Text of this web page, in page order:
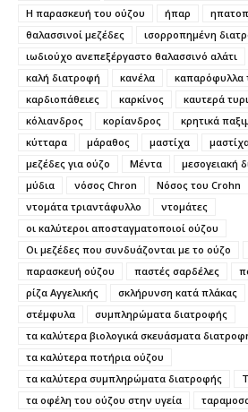
Η παρασκευή του ούζου ήπαρ
θαλασσινοί μεζέδες
ισορροπημένη
ιωδιούχο ανεπεξέργαστο θαλασσινό αλάτι
καλή διατροφή
κανέλα καπαρόφυλλα
καρδιοπάθειες
καρκίνος καυτερά
κόλιανδρος
κορίανδρος κρητικά
κύτταρα
μάραθος μαστίχα
μεζέδες για ούζο
Μέντα μεσογειακή
μύδια
νόσος Chron
Νόσος του Crohn
ντομάτα τριαντάφυλλο
ντομάτες
οι καλύτεροι αποσταγματοποιοί ούζου
Οι μεζέδες που συνδυάζονται με το ούζο
παρασκευή ούζου
παστές σαρδέλες
ρίζα Αγγελικής
σκλήρυνση κατά πλάκας
στέμφυλα
συμπληρώματα διατροφής
τα καλύτερα βιολογικά σκευάσματα
τα καλύτερα ποτήρια ούζου
τα καλύτερα συμπληρώματα διατροφής
τα οφέλη του ούζου στην υγεία